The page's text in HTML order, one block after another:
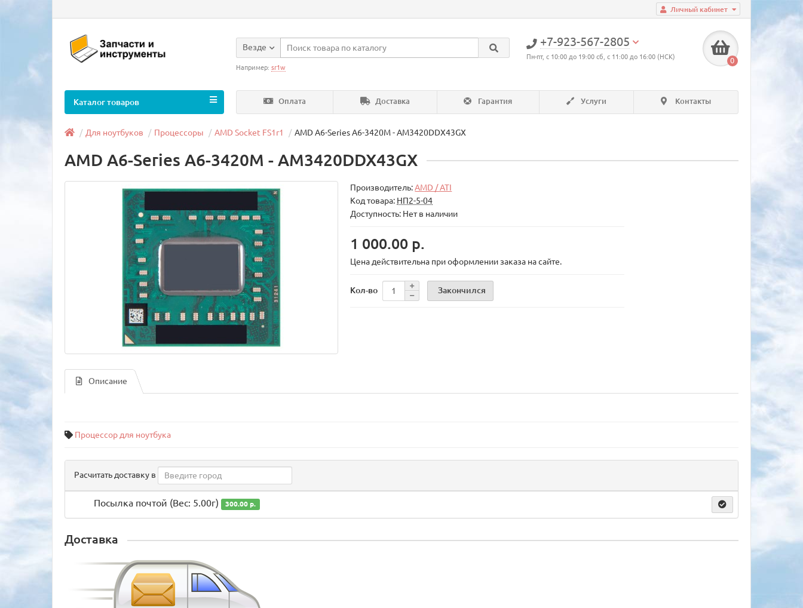
Личный кабинет
+7-923-567-2805
Пн-пт, с 10:00 до 19:00 сб, с 11:00 до 16:00 (НСК) 0
Везде
Например: sr1w
Оплата Доставка Гарантия Услуги Контакты
Каталог товаров
Для ноутбуков Процессоры AMD Socket FS1r1 AMD A6-Series A6-3420M - AM3420DDX43GX
AMD A6-Series A6-3420M - AM3420DDX43GX
Производитель:AMD / ATI
Код товара: НП2-5-04
Доступность: Нет в наличии
1 000.00 р.
Цена действительна при оформлении заказа на сайте.
Кол-во Закончился
Описание
Процессор для ноутбука
Расчитать доставку в
Посылка почтой (Вес: 5.00г) 300.00 р.
Доставка